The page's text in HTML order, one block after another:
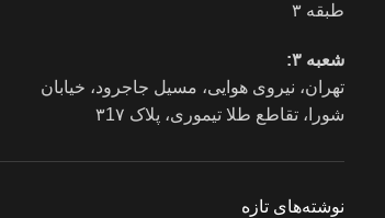
طبقه ۳
شعبه ۳:
تهران، نیروی هوایی، مسیل جاجرود، خیابان
شورا، تقاطع طلا تیموری، پلاک ۳1۷
نوشته‌های تازه